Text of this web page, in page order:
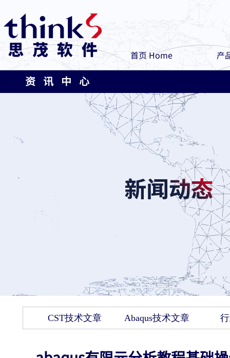
首页 Home 产
资 讯 中 心
CST技术文章 Abaqus技术文章